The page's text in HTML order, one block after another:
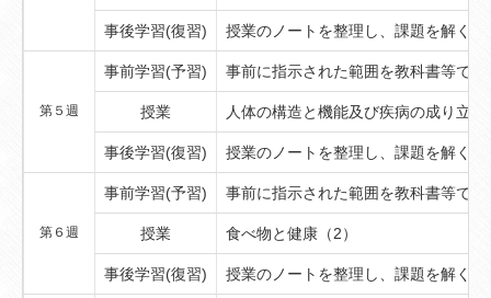
事後学習(復習) 授業のノートを整理し、課題を解く
第５週
事前学習(予習) 事前に指示された範囲を教科書等で予
授業 人体の構造と機能及び疾病の成り立ち
事後学習(復習) 授業のノートを整理し、課題を解く
第６週
事前学習(予習) 事前に指示された範囲を教科書等で予
授業 食べ物と健康（2）
事後学習(復習) 授業のノートを整理し、課題を解く